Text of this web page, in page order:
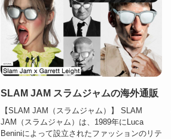
SLAM JAM スラムジャムの海外通販
【SLAM JAM（スラムジャム）】 SLAM
JAM（スラムジャム）は、1989年にLuca
Beniniによって設立されたファッションのリテ